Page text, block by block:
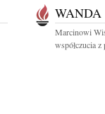
Marcinowi
współczucia